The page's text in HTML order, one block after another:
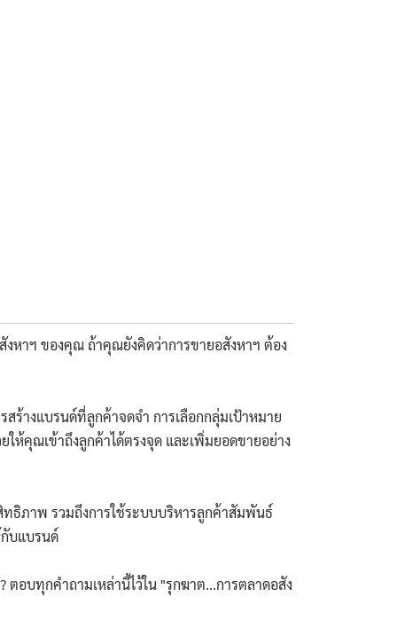
หาฯ ของคุณ ถ้าคุณยังคิดว่าการขายอสังหาฯ ต้อง
ร้างแบรนด์ที่ลูกค้าจดจำ การเลือกกลุ่มเป้าหมาย
ห้คุณเข้าถึงลูกค้าได้ตรงจุด และเพิ่มยอดขายอย่าง
ธิภาพ รวมถึงการใช้ระบบบริหารลูกค้าสัมพันธ์
บแบรนด์
ตอบทุกคำถามเหล่านี้ไว้ใน "รุกฆาต...การตลาดอสัง